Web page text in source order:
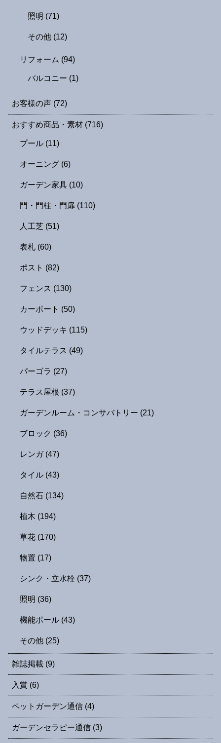
照明 (71)
その他 (12)
リフォーム (94)
バルコニー (1)
お客様の声 (72)
おすすめ商品・素材 (716)
プール (11)
オーニング (6)
ガーデン家具 (10)
門・門柱・門扉 (110)
人工芝 (51)
表札 (60)
ポスト (82)
フェンス (130)
カーポート (50)
ウッドデッキ (115)
タイルテラス (49)
パーゴラ (27)
テラス屋根 (37)
ガーデンルーム・コンサバトリー (21)
ブロック (36)
レンガ (47)
タイル (43)
自然石 (134)
植木 (194)
草花 (170)
物置 (17)
シンク・立水栓 (37)
照明 (36)
機能ポール (43)
その他 (25)
雑誌掲載 (9)
入賞 (6)
ペットガーデン通信 (4)
ガーデンセラピー通信 (3)